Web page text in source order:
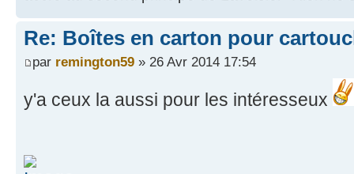
Re: Boîtes en carton pour
par remington59 » 26 Avr 2014 17:54
y'a ceux la aussi pour les intéresseux